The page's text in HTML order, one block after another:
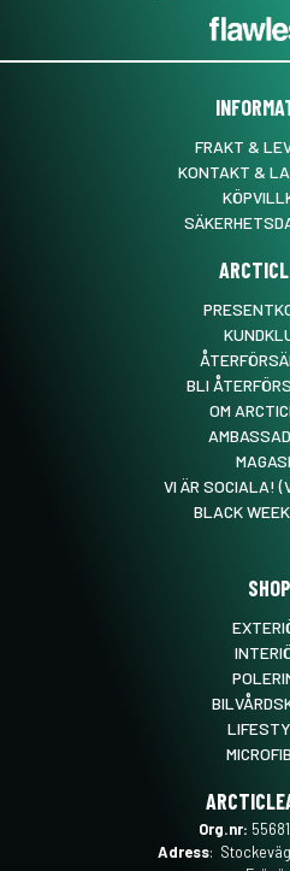
FRAKT &
KONTAKT &
BLI
OM
VI ÄR SOCIALA!
BLACK
SHOP
Org.nr:
Adress: